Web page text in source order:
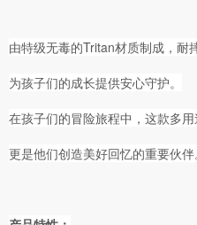
由特级无毒的Tritan材质制成，耐
为孩子们的成长提供安心守护。
在孩子们的冒险旅程中，这款多
更是他们创造美好回忆的重要伙伴